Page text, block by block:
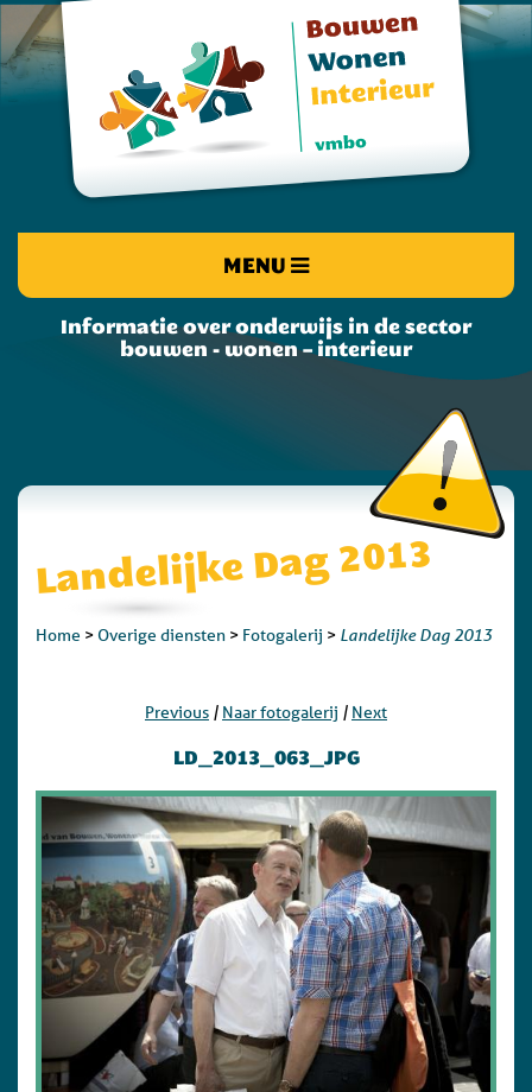
MENU
Informatie over onderwijs in de sector
bouwen - wonen – interieur
Landelijke Dag 2013
Home > Overige diensten > Fotogalerij > Landelijke Dag 2013
Previous | Naar fotogalerij | Next
LD_2013_063_JPG